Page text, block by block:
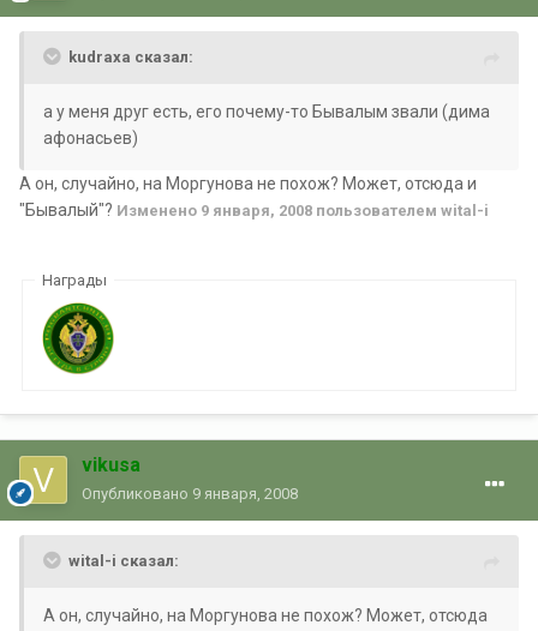
kudraxa сказал:
а у меня друг есть, его почему-то Бывалым звали (дима
афонасьев)
А он, случайно, на Моргунова не похож? Может, отсюда и
"Бывалый"? Изменено 9 января, 2008 пользователем wital-i
Награды
vikusa
Опубликовано 9 января, 2008
wital-i сказал:
А он, случайно, на Моргунова не похож? Может, отсюда